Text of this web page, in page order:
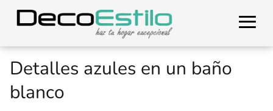
Detalles azules en un baño
blanco